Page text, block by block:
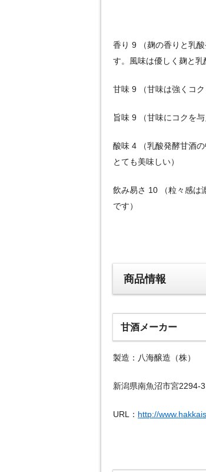
香り 9 （麹の香りと乳
す。風味は優しく麹と乳
甘味 9 （甘味は強くコ
旨味 9 （甘味にコクを
酸味 4 （乳酸発酵甘酒
とても美味しい）
飲み易さ 10 （粒々感は
です）
商品情報
甘酒メーカー
製造：八海醸造（株）
新潟県南魚沼市宮2294-3
URL： http://